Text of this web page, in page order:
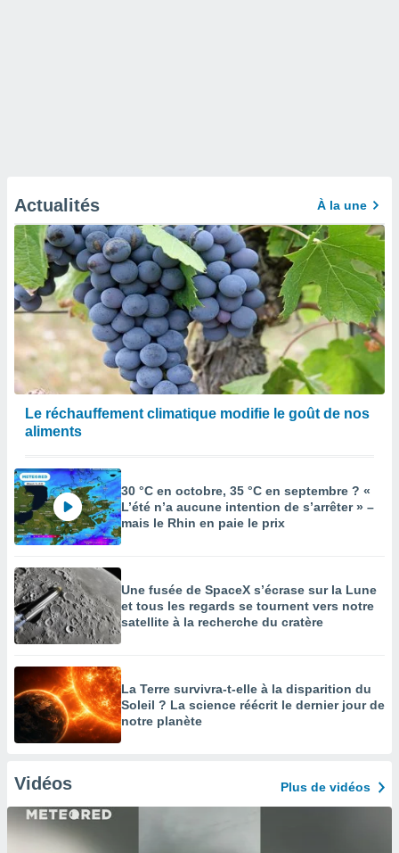
Actualités À la une
Le réchauffement climatique modifie le goût de nos
aliments
30 °C en octobre, 35 °C en septembre ? «
L’été n’a aucune intention de s’arrêter » –
mais le Rhin en paie le prix
Une fusée de SpaceX s’écrase sur la Lune
et tous les regards se tournent vers notre
satellite à la recherche du cratère
La Terre survivra-t-elle à la disparition du
Soleil ? La science réécrit le dernier jour de
notre planète
Vidéos Plus de vidéos